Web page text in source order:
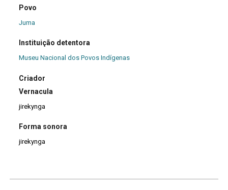
Povo
Juma
Instituição detentora
Museu Nacional dos Povos Indígenas
Criador
Vernacula
jirekynga
Forma sonora
jirekynga